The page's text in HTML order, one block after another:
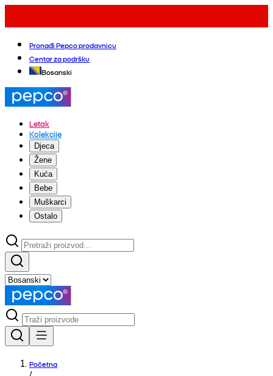
Pronađi Pepco prodavnicu
Centar za podršku
Bosanski
Letak
Kolekcije
Djeca
Žene
Kuća
Bebe
Muškarci
Ostalo
Početna
/